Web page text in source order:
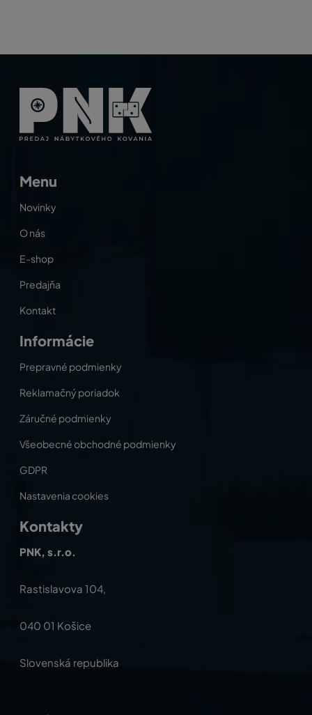
Menu
Novinky
O nás
E-shop
Predajňa
Kontakt
Informácie
Prepravné podmienky
Reklamačný poriadok
Záručné podmienky
Všeobecné obchodné podmienky
GDPR
Nastavenia cookies
Kontakty
PNK, s.r.o.
Rastislavova 104,
040 01 Košice
Slovenská republika